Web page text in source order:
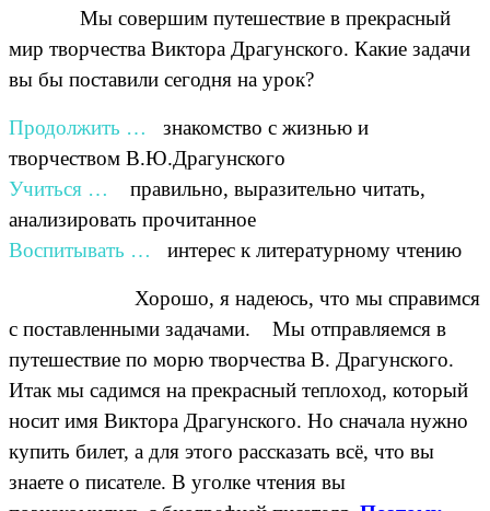
Мы совершим путешествие в прекрасный
мир творчества Виктора Драгунского. Какие задачи
вы бы поставили сегодня на урок?
Продолжить … знакомство с жизнью и
творчеством В.Ю.Драгунского
Учиться … правильно, выразительно читать,
анализировать прочитанное
Воспитывать … интерес к литературному чтению
Хорошо, я надеюсь, что мы справимся
с поставленными задачами. Мы отправляемся в
путешествие по морю творчества В. Драгунского.
Итак мы садимся на прекрасный теплоход, который
носит имя Виктора Драгунского. Но сначала нужно
купить билет, а для этого рассказать всё, что вы
знаете о писателе. В уголке чтения вы